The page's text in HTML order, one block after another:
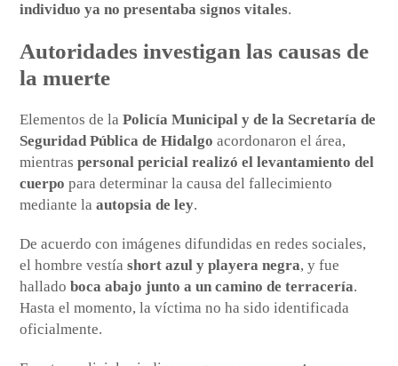
individuo ya no presentaba signos vitales.
Autoridades investigan las causas de
la muerte
Elementos de laPolicía Municipal y de la Secretaría de
Seguridad Pública de Hidalgo acordonaron el área,
mientraspersonal pericial realizó el levantamiento del
cuerpo para determinar la causa del fallecimiento
mediante laautopsia de ley.
De acuerdo con imágenes difundidas en redes sociales,
el hombre vestíashort azul y playera negra, y fue
halladoboca abajo junto a un camino de terracería.
Hasta el momento, la víctima no ha sido identificada
oficialmente.